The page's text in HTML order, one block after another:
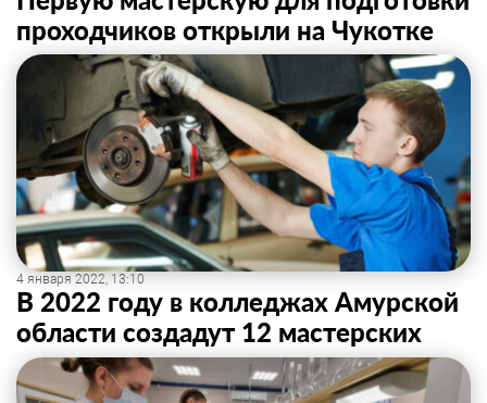
проходчиков открыли на Чукотке
4 января 2022, 13:10
В 2022 году в колледжах Амурской
области создадут 12 мастерских